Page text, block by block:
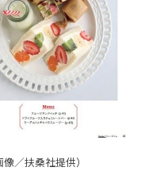
／扶桑社提供）